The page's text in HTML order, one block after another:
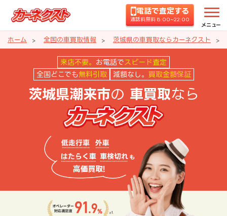
電話で査定する
通話料無料 8:00~22:00
メニュー
ホーム 全国の車買取情報 茨城県の車買取ならカーネクスト
茨城県潮来市の車買取ならカー
来店不要。 お電話で スピード査定
全国どこでも 無料引取 減額なし。 買取金額保証
茨城県潮来市の 車買取なら